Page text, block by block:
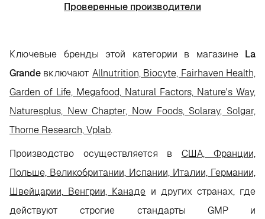
Проверенные производители
Ключевые бренды этой категории в магазине La
Grande включают Allnutrition, Biocyte, Fairhaven Health,
Garden of Life, Megafood, Natural Factors, Nature's Way,
Naturesplus, New Chapter, Now Foods, Solaray, Solgar,
Thorne Research, Vplab.
Производство осуществляется в США, Франции,
Польше, Великобритании, Испании, Италии, Германии,
Швейцарии, Венгрии, Канаде и других странах, где
действуют строгие стандарты GMP и